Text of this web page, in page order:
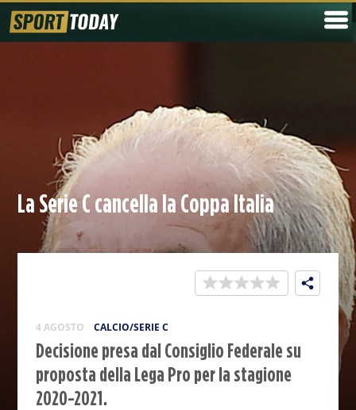
La Serie C cancella la Coppa Italia
4 AGOSTO CALCIO/SERIE C
Decisione presa dal Consiglio Federale su
proposta della Lega Pro per la stagione
2020-2021.